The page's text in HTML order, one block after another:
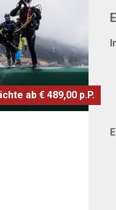
ab € 489,00 p.P.